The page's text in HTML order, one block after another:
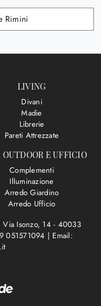
Rimini
LIVING
Divani
Madie
Librerie
Pareti Attrezzate
OUTDOOR E UFFICIO
Complementi
Illuminazione
Arredo Giardino
Arredo Ufficio
Via Isonzo, 14 - 40033
051571094 | Email: